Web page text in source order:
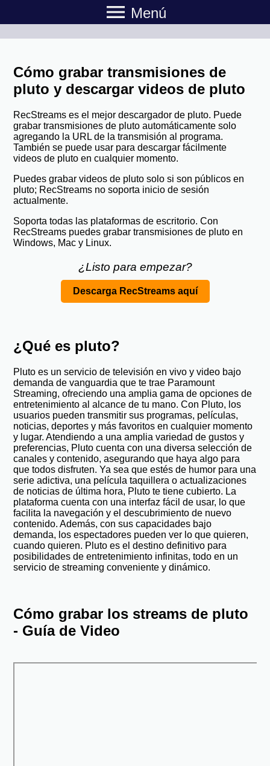
menu Menú
Cómo grabar transmisiones de
pluto y descargar videos de pluto
RecStreams es el mejor descargador de pluto. Puede
grabar transmisiones de pluto automáticamente solo
agregando la URL de la transmisión al programa.
También se puede usar para descargar fácilmente
videos de pluto en cualquier momento.
Puedes grabar videos de pluto solo si son públicos en
pluto; RecStreams no soporta inicio de sesión
actualmente.
Soporta todas las plataformas de escritorio. Con
RecStreams puedes grabar transmisiones de pluto en
Windows, Mac y Linux.
¿Listo para empezar?
Descarga RecStreams aquí
¿Qué es pluto?
Pluto es un servicio de televisión en vivo y video bajo
demanda de vanguardia que te trae Paramount
Streaming, ofreciendo una amplia gama de opciones de
entretenimiento al alcance de tu mano. Con Pluto, los
usuarios pueden transmitir sus programas, películas,
noticias, deportes y más favoritos en cualquier momento
y lugar. Atendiendo a una amplia variedad de gustos y
preferencias, Pluto cuenta con una diversa selección de
canales y contenido, asegurando que haya algo para
que todos disfruten. Ya sea que estés de humor para una
serie adictiva, una película taquillera o actualizaciones
de noticias de última hora, Pluto te tiene cubierto. La
plataforma cuenta con una interfaz fácil de usar, lo que
facilita la navegación y el descubrimiento de nuevo
contenido. Además, con sus capacidades bajo
demanda, los espectadores pueden ver lo que quieren,
cuando quieren. Pluto es el destino definitivo para
posibilidades de entretenimiento infinitas, todo en un
servicio de streaming conveniente y dinámico.
Cómo grabar los streams de pluto
- Guía de Video